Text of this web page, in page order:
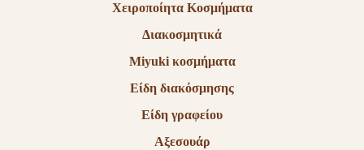
Χειροποίητα Κοσμήματα
Διακοσμητικά
Miyuki κοσμήματα
Είδη διακόσμησης
Είδη γραφείου
Αξεσουάρ